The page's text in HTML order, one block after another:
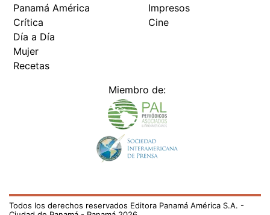
Panamá América
Crítica
Día a Día
Mujer
Recetas
Impresos
Cine
Miembro de:
Todos los derechos reservados Editora Panamá América S.A. -